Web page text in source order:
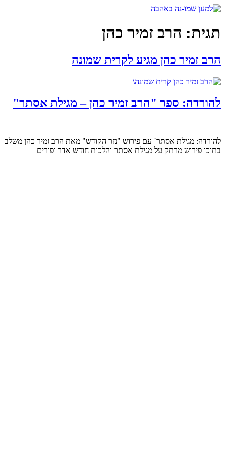
דלג
תגית: הרב זמיר כהן
הרב זמיר כהן מגיע לקרית שמונה
להורדה: ספר "הרב זמיר כהן – מגילת אסתר"
להורדה: מגילת אסתר´ עם פירוש "נזר הקודש" מאת הרב זמיר כהן משלב
בתוכו פירוש מרתק על מגילת אסתר והלכות חודש אדר ופורים